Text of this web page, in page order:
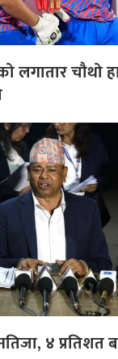
लगातार चौथो
४ प्रतिशत